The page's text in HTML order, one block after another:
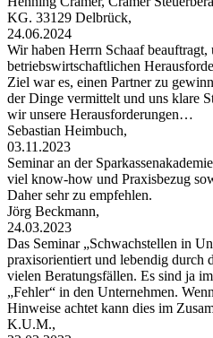
KG. 33129 Delbrück,
24.06.2024
Wir haben Herrn Schaaf beauftragt,
betriebswirtschaftlichen
Ziel war es, einen Partner zu
der Dinge vermittelt und uns klare
wir unsere Herausforderungen…
Sebastian Heimbuch,
03.11.2023
Seminar an der
viel know-how und Praxisbezug
Daher sehr zu empfehlen.
Jörg Beckmann,
24.03.2023
Das Seminar „Schwachstellen in
praxisorientiert und lebendig durch
vielen Beratungsfällen. Es sind ja
„Fehler“ in den Unternehmen.
Hinweise achtet kann dies im
K.U.M.,